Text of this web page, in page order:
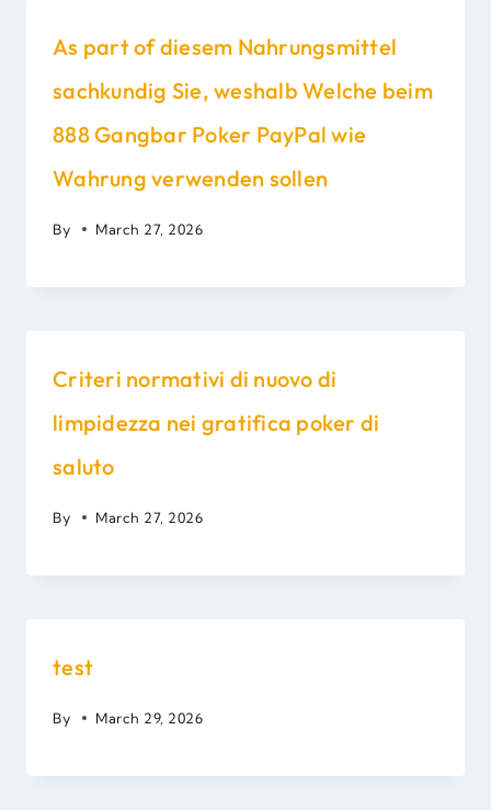
As part of diesem Nahrungsmittel
sachkundig Sie, weshalb Welche beim
888 Gangbar Poker PayPal wie
Wahrung verwenden sollen
By March 27, 2026
Criteri normativi di nuovo di
limpidezza nei gratifica poker di
saluto
By March 27, 2026
test
By March 29, 2026